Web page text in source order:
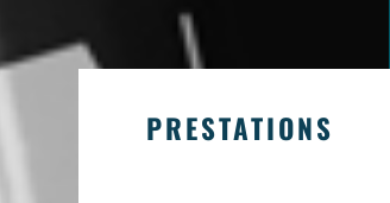
PRESTATIONS